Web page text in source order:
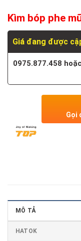
Kìm bóp phe
Giá đang được
0975.877.458
Gọi
MÔ TẢ
HATOK